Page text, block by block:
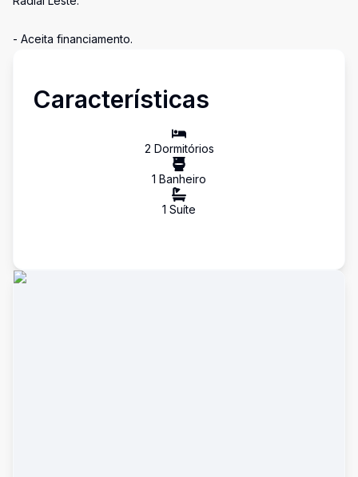
- Aceita financiamento.
Características
2 Dormitórios
1 Banheiro
1 Suíte